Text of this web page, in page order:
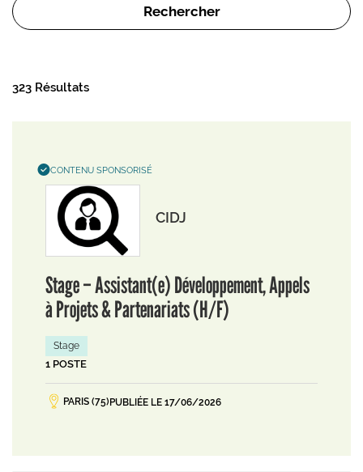
323 Résultats
CONTENU SPONSORISÉ
CIDJ
Stage – Assistant(e) Développement, Appels
à Projets & Partenariats (H/F)
Stage
1 POSTE
PARIS (75) PUBLIÉE LE 17/06/2026